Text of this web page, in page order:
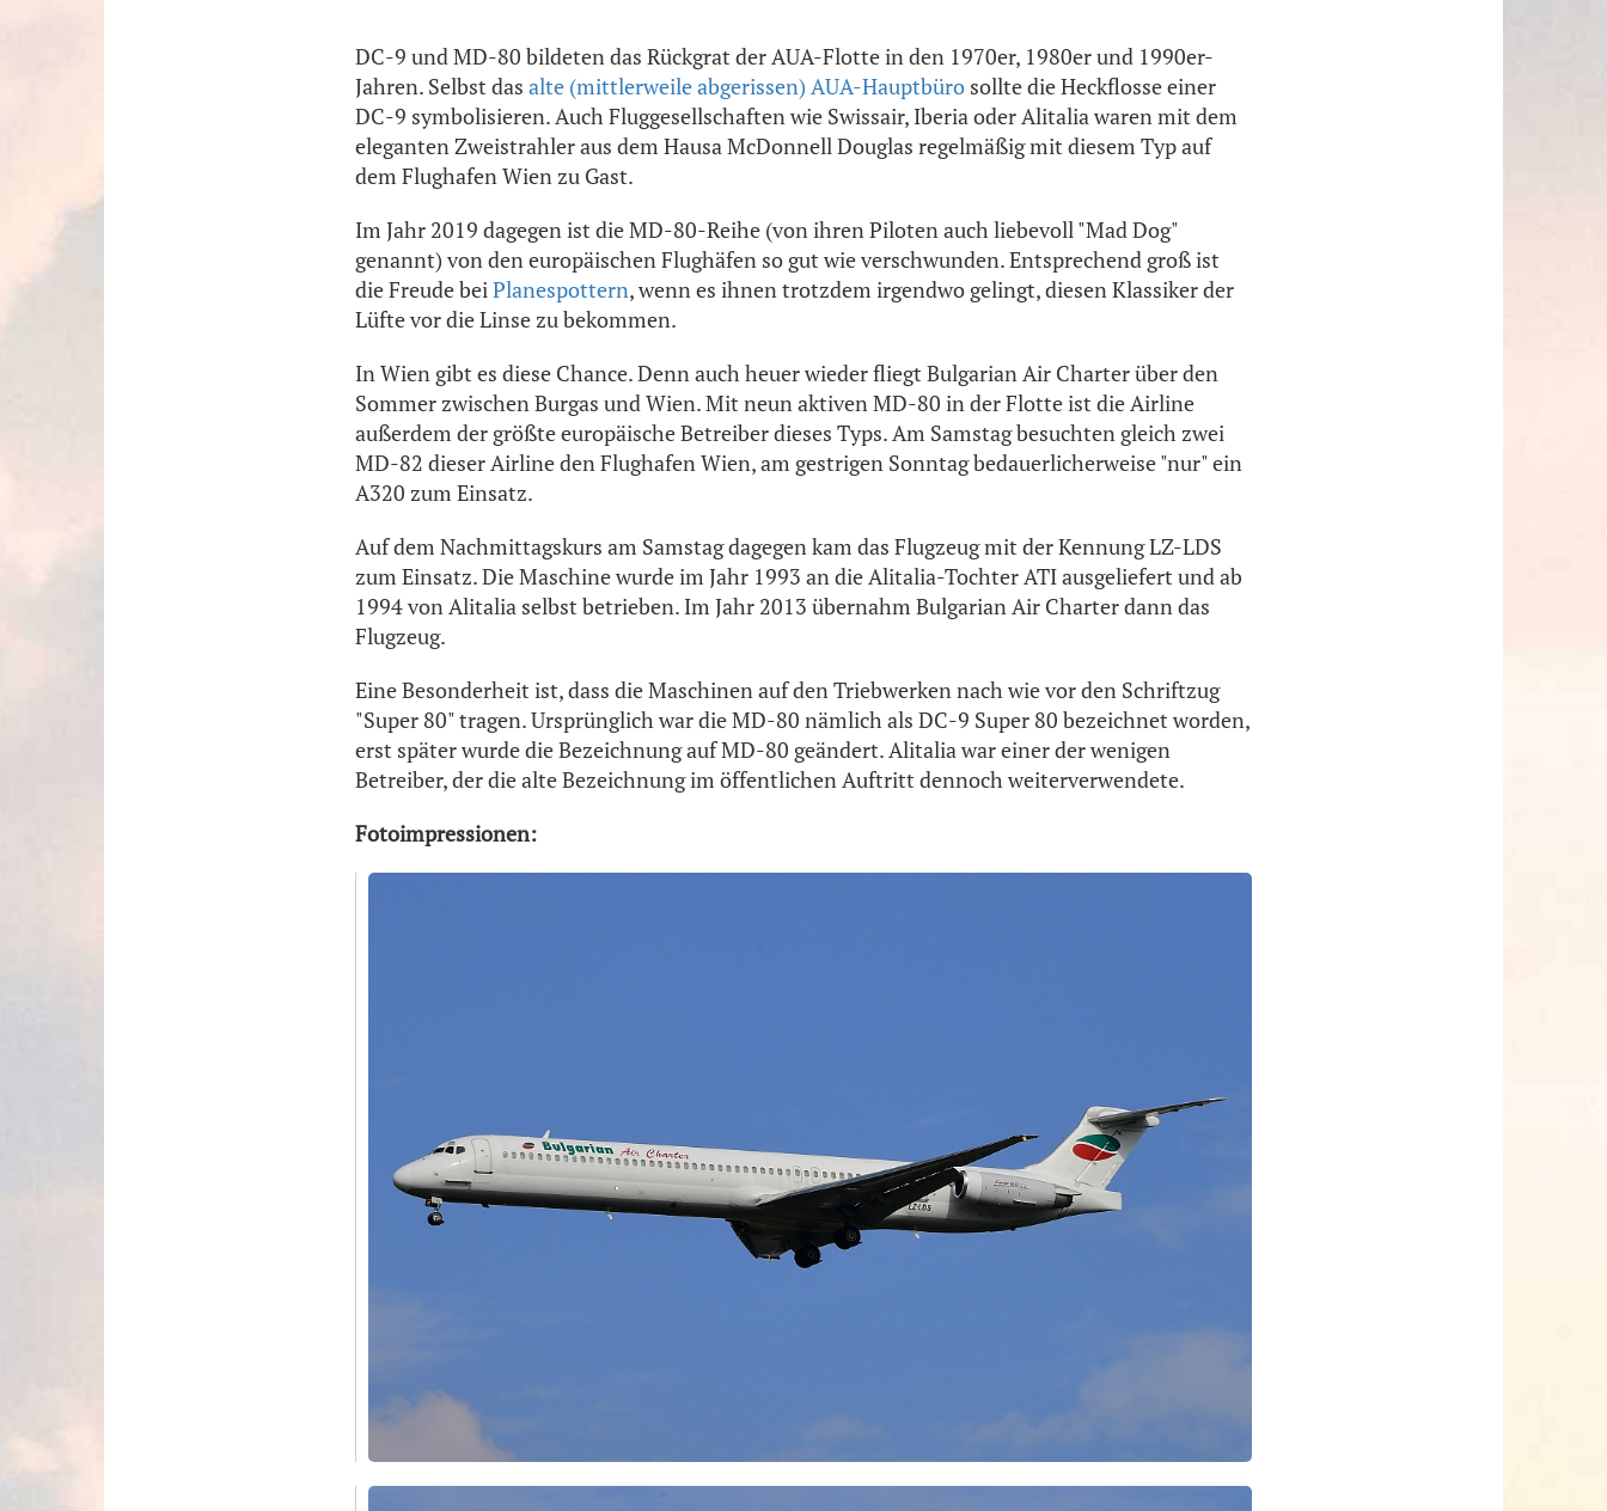
DC-9 und MD-80 bildeten das Rückgrat der AUA-Flotte in den 1970er, 1980er und 1990er-
Jahren. Selbst das alte (mittlerweile abgerissen) AUA-Hauptbüro sollte die Heckflosse einer
DC-9 symbolisieren. Auch Fluggesellschaften wie Swissair, Iberia oder Alitalia waren mit dem
eleganten Zweistrahler aus dem Hausa McDonnell Douglas regelmäßig mit diesem Typ auf
dem Flughafen Wien zu Gast.
Im Jahr 2019 dagegen ist die MD-80-Reihe (von ihren Piloten auch liebevoll "Mad Dog"
genannt) von den europäischen Flughäfen so gut wie verschwunden. Entsprechend groß ist
die Freude beiPlanespottern, wenn es ihnen trotzdem irgendwo gelingt, diesen Klassiker der
Lüfte vor die Linse zu bekommen.
In Wien gibt es diese Chance. Denn auch heuer wieder fliegt Bulgarian Air Charter über den
Sommer zwischen Burgas und Wien. Mit neun aktiven MD-80 in der Flotte ist die Airline
außerdem der größte europäische Betreiber dieses Typs. Am Samstag besuchten gleich zwei
MD-82 dieser Airline den Flughafen Wien, am gestrigen Sonntag bedauerlicherweise "nur" ein
A320 zum Einsatz.
Auf dem Nachmittagskurs am Samstag dagegen kam das Flugzeug mit der Kennung LZ-LDS
zum Einsatz. Die Maschine wurde im Jahr 1993 an die Alitalia-Tochter ATI ausgeliefert und ab
1994 von Alitalia selbst betrieben. Im Jahr 2013 übernahm Bulgarian Air Charter dann das
Flugzeug.
Eine Besonderheit ist, dass die Maschinen auf den Triebwerken nach wie vor den Schriftzug
"Super 80" tragen. Ursprünglich war die MD-80 nämlich als DC-9 Super 80 bezeichnet worden,
erst später wurde die Bezeichnung auf MD-80 geändert. Alitalia war einer der wenigen
Betreiber, der die alte Bezeichnung im öffentlichen Auftritt dennoch weiterverwendete.
Fotoimpressionen: